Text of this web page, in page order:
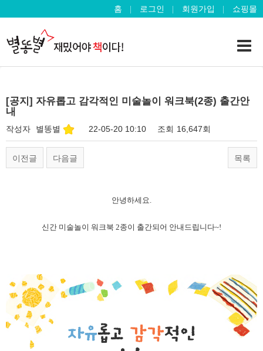
홈 로그인 회원가입 쇼핑몰
[공지] 자유롭고 감각적인 미술놀이 워크북(2종) 출간안
내
작성자 별똥별 22-05-20 10:10 조회 16,647회
이전글 다음글 목록
안녕하세요.
신간 미술놀이 워크북 2종이 출간되어 안내드립니다~!